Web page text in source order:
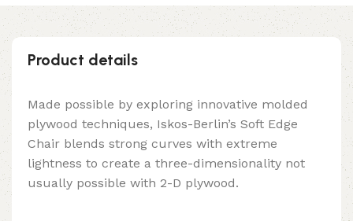
Product details
Made possible by exploring innovative molded
plywood techniques, Iskos-Berlin’s Soft Edge
Chair blends strong curves with extreme
lightness to create a three-dimensionality not
usually possible with 2-D plywood.